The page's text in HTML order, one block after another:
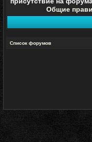
Общие
Список форумов